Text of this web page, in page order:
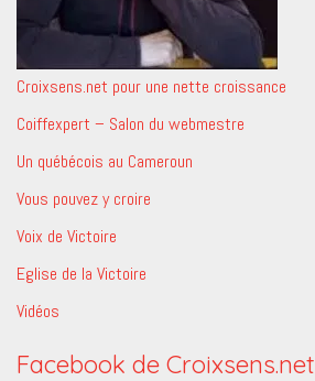
Croixsens.net pour une nette croissance
Coiffexpert – Salon du webmestre
Un québécois au Cameroun
Vous pouvez y croire
Voix de Victoire
Eglise de la Victoire
Vidéos
Facebook de Croixsens.net